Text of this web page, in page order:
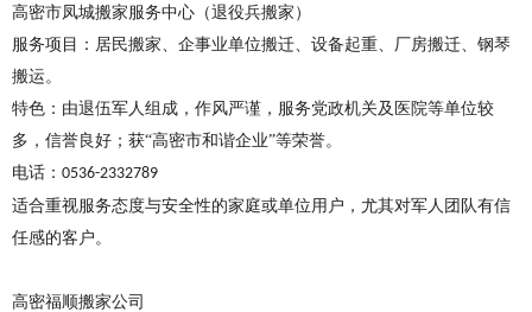
高密市凤城搬家服务中心（退役兵搬家）
服务项目 ‌：居民搬家、企事业单位搬迁、设备起重、厂房搬迁、钢琴
搬运。
特色 ‌：由退伍军人组成，作风严谨，服务党政机关及医院等单位较
多，信誉良好；获“高密市和谐企业”等荣誉。
电话 ‌： 0536-2332789
适合重视服务态度与安全性的家庭或单位用户，尤其对军人团队有信
任感的客户。
高密福顺搬家公司